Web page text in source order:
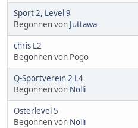
Sport 2, Level 9
Begonnen von Juttawa
chris L2
Begonnen von Pogo
Q-Sportverein 2 L4
Begonnen von Nolli
Osterlevel 5
Begonnen von Nolli